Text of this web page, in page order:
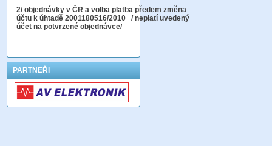
2/ objednávky v ČR a volba platba předem změna
účtu k úhtadě 2001180516/2010 / neplatí uvedený
účet na potvrzené objednávce/
PARTNEŘI